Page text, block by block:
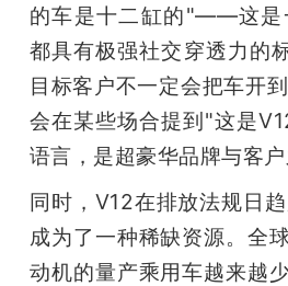
的车是十二缸的"——这是
都具有极强社交穿透力的
目标客户不一定会把车开
会在某些场合提到"这是
语言，是超豪华品牌与客户
同时，V12在排放法规日
成为了一种稀缺资源。全
动机的量产乘用车越来越